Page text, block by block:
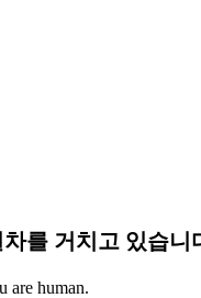
를 거치고 있습니
are human.